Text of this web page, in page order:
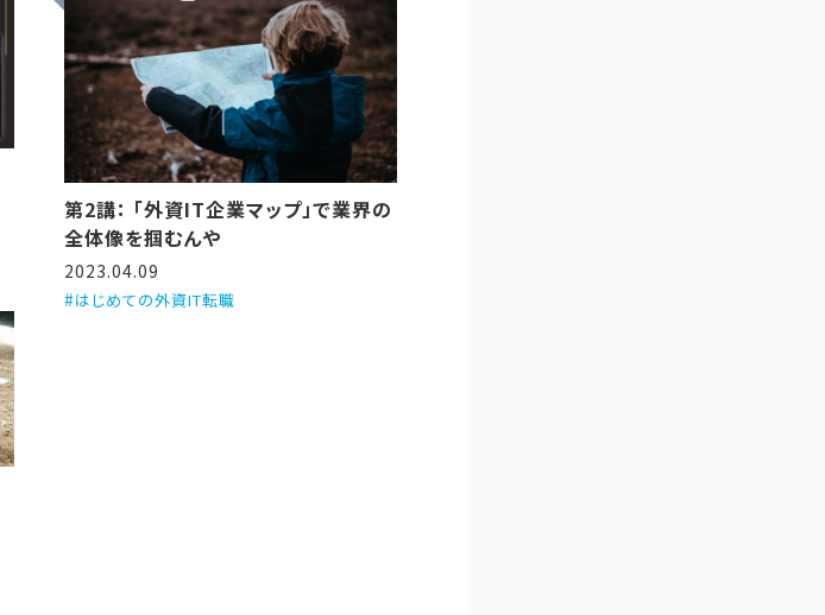
第2講： 「外資IT企業マップ」で業界の
全体像を掴むんや
2023.04.09
はじめての外資IT転職